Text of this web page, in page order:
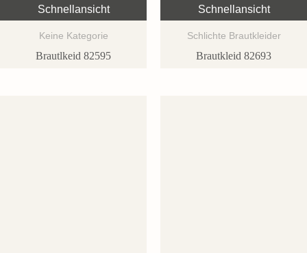
Schnellansicht
Keine Kategorie
Brautlkeid 82595
Schnellansicht
Schlichte Brautkleider
Brautkleid 82693